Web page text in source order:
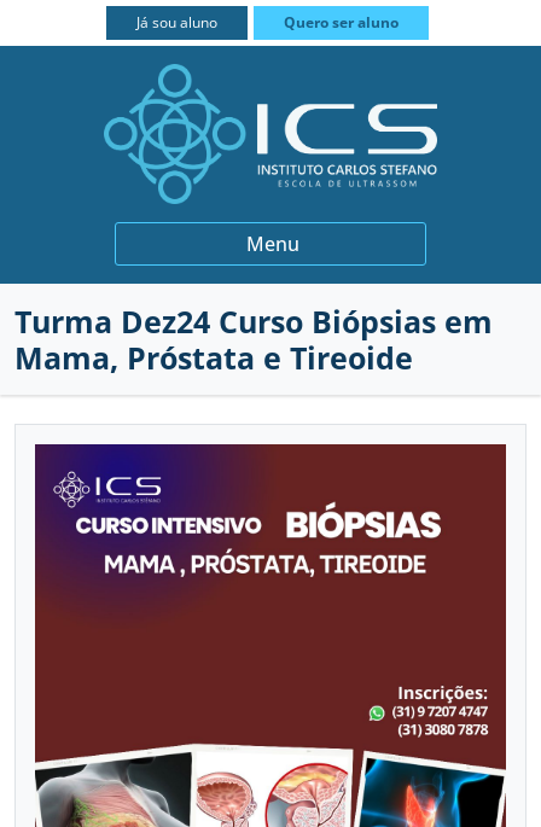
Já sou aluno Quero ser aluno
Menu
FECHAR
INSTITUCIONAL
QUEM SOMOS
BIÓPSIAS
GINECOLOGIA E OBSTETRÍCIA
MEDICINA INTERNA
MUSCULOESQUELÉTICO
PRÁTICA INTENSIVA
VASCULAR COM DOPPLER
PARCEIROS
CONTATO
Turma Dez24 Curso Biópsias em
Mama, Próstata e Tireoide